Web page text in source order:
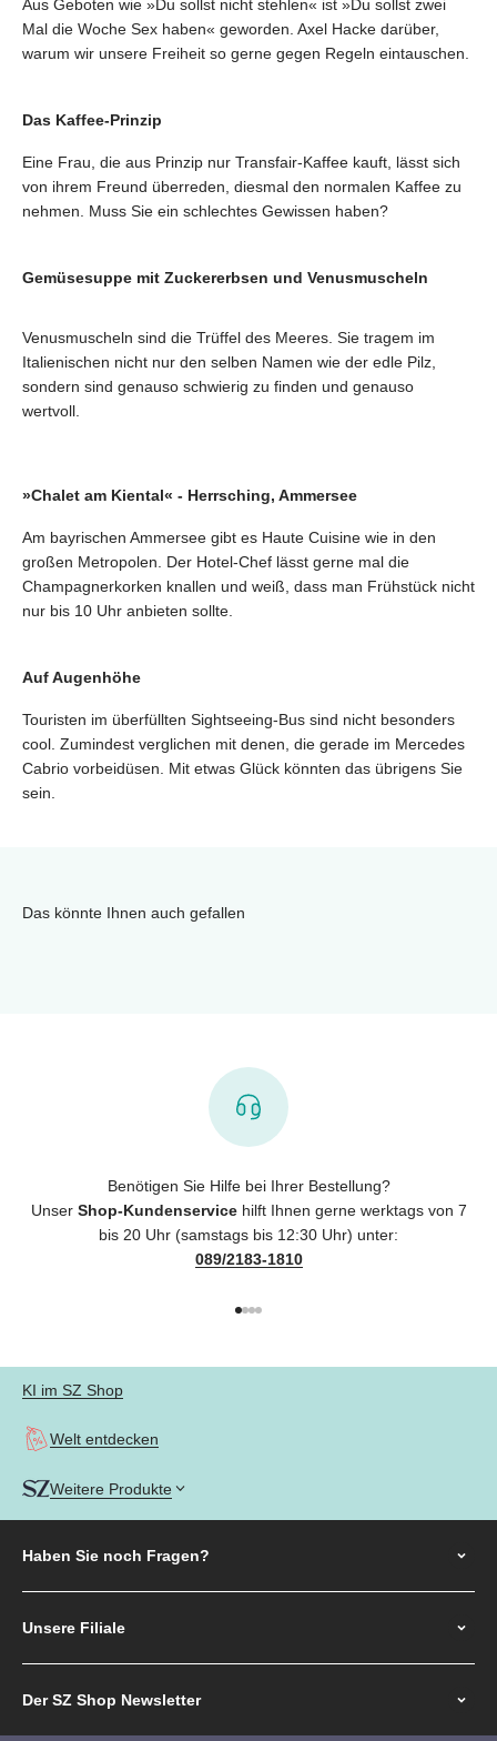
Aus Geboten wie »Du sollst nicht stehlen« ist »Du sollst zwei
Mal die Woche Sex haben« geworden. Axel Hacke darüber,
warum wir unsere Freiheit so gerne gegen Regeln eintauschen.
Das Kaffee-Prinzip
Eine Frau, die aus Prinzip nur Transfair-Kaffee kauft, lässt sich
von ihrem Freund überreden, diesmal den normalen Kaffee zu
nehmen. Muss Sie ein schlechtes Gewissen haben?
Gemüsesuppe mit Zuckererbsen und Venusmuscheln
Venusmuscheln sind die Trüffel des Meeres. Sie tragem im
Italienischen nicht nur den selben Namen wie der edle Pilz,
sondern sind genauso schwierig zu finden und genauso
wertvoll.
»Chalet am Kiental« - Herrsching, Ammersee
Am bayrischen Ammersee gibt es Haute Cuisine wie in den
großen Metropolen. Der Hotel-Chef lässt gerne mal die
Champagnerkorken knallen und weiß, dass man Frühstück nicht
nur bis 10 Uhr anbieten sollte.
Auf Augenhöhe
Touristen im überfüllten Sightseeing-Bus sind nicht besonders
cool. Zumindest verglichen mit denen, die gerade im Mercedes
Cabrio vorbeidüsen. Mit etwas Glück könnten das übrigens Sie
sein.
Das könnte Ihnen auch gefallen
Benötigen Sie Hilfe bei Ihrer Bestellung?
Unser Shop-Kundenservicehilft Ihnen gerne werktags von 7
bis 20 Uhr (samstags bis 12:30 Uhr) unter:
089/2183-1810
KI im SZ Shop
Welt entdecken
Weitere Produkte
Haben Sie noch Fragen?
Unsere Filiale
Der SZ Shop Newsletter